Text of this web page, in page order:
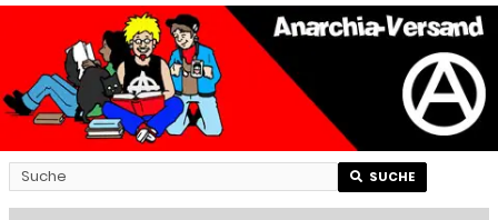
SUCHE